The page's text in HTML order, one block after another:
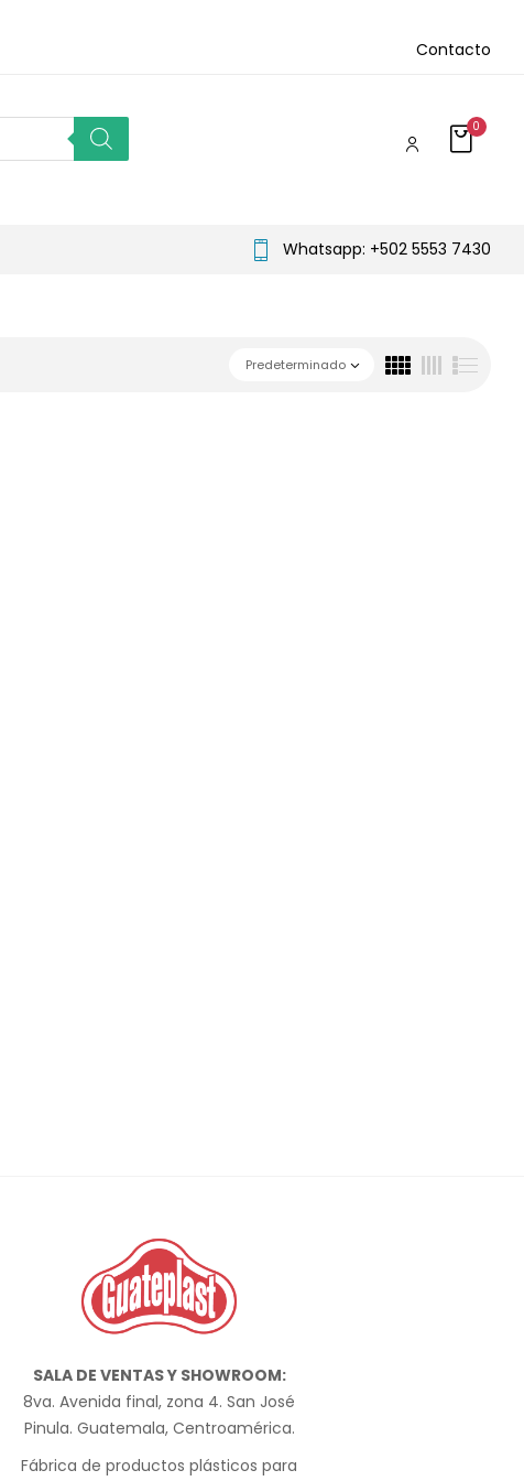
Contacto
0
Whatsapp: +502 5553 7430
Predeterminado
SALA DE VENTAS Y SHOWROOM:
8va. Avenida final, zona 4. San José
Pinula. Guatemala, Centroamérica.
Fábrica de productos plásticos para